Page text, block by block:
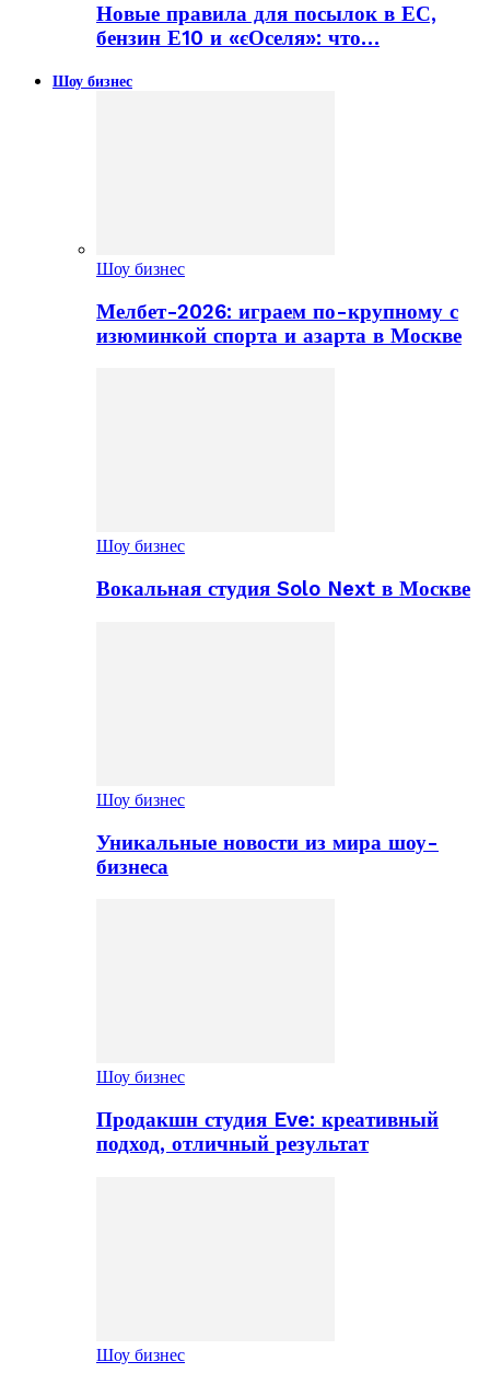
Новые правила для посылок в ЕС,
бензин Е10 и «єОселя»: что…
Шоу бизнес
Шоу бизнес
Мелбет-2026: играем по-крупному с
изюминкой спорта и азарта в Москве
Шоу бизнес
Вокальная студия Solo Next в Москве
Шоу бизнес
Уникальные новости из мира шоу-
бизнеса
Шоу бизнес
Продакшн студия Eve: креативный
подход, отличный результат
Шоу бизнес